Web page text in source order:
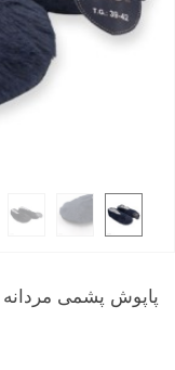
پاپوش پشمی مردانه